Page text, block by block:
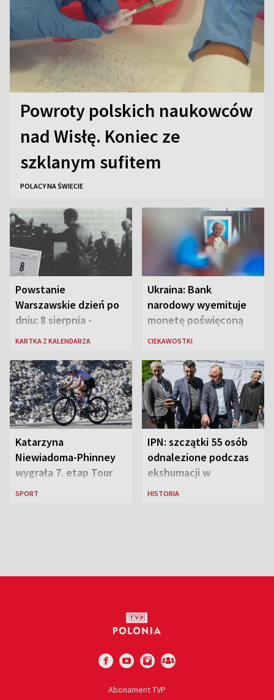
Powroty polskich naukowców
nad Wisłę. Koniec ze
szklanym sufitem
POLACY NA ŚWIECIE
Powstanie
Warszawskie dzień po
dniu: 8 sierpnia -
rozbrzmiewa radio
„Antka Rozpylacza”
KARTKA Z KALENDARZA
Ukraina: Bank
narodowy wyemituje
monetę poświęconą
św. Janowi Pawłowi II
CIEKAWOSTKI
Katarzyna
Niewiadoma-Phinney
wygrała 7. etap Tour
de France i została
SPORT
IPN: szczątki 55 osób
odnalezione podczas
ekshumacji w
Ostrówkach i Woli
HISTORIA
Abonament TVP